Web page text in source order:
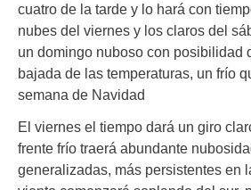
cuatro de la tarde y lo hará con
nubes del viernes y los claros del
un domingo nuboso con posibilidad
bajada de las temperaturas, un frío
semana de Navidad
El viernes el tiempo dará un giro
frente frío traerá abundante
generalizadas, más persistentes en